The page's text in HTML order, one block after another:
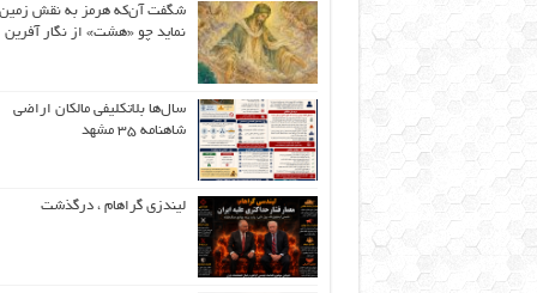
شگفت آن‌که هرمز به نقش زمین
نماید چو «هشت» از نگار آفرین
سال‌ها بلاتکلیفی مالکان اراضی
شاهنامه ۳۵ مشهد
لیندزی گراهام ، درگذشت